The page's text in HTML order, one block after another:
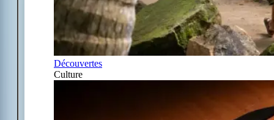
Découvertes
Culture